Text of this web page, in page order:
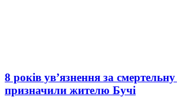
8 років ув’язнення за
призначили жителю Бучі